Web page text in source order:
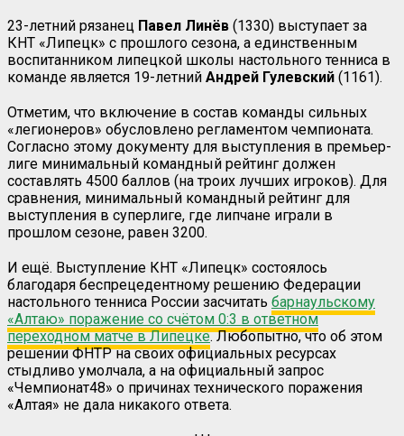
23-летний рязанец Павел Линёв (1330) выступает за
КНТ «Липецк» с прошлого сезона, а единственным
воспитанником липецкой школы настольного тенниса в
команде является 19-летний Андрей Гулевский (1161).
Отметим, что включение в состав команды сильных
«легионеров» обусловлено регламентом чемпионата.
Согласно этому документу для выступления в премьер-
лиге минимальный командный рейтинг должен
составлять 4500 баллов (на троих лучших игроков). Для
сравнения, минимальный командный рейтинг для
выступления в суперлиге, где липчане играли в
прошлом сезоне, равен 3200.
И ещё. Выступление КНТ «Липецк» состоялось
благодаря беспрецедентному решению Федерации
настольного тенниса России засчитать барнаульскому
«Алтаю» поражение со счётом 0:3 в ответном
переходном матче в Липецке. Любопытно, что об этом
решении ФНТР на своих официальных ресурсах
стыдливо умолчала, а на официальный запрос
«Чемпионат48» о причинах технического поражения
«Алтая» не дала никакого ответа.